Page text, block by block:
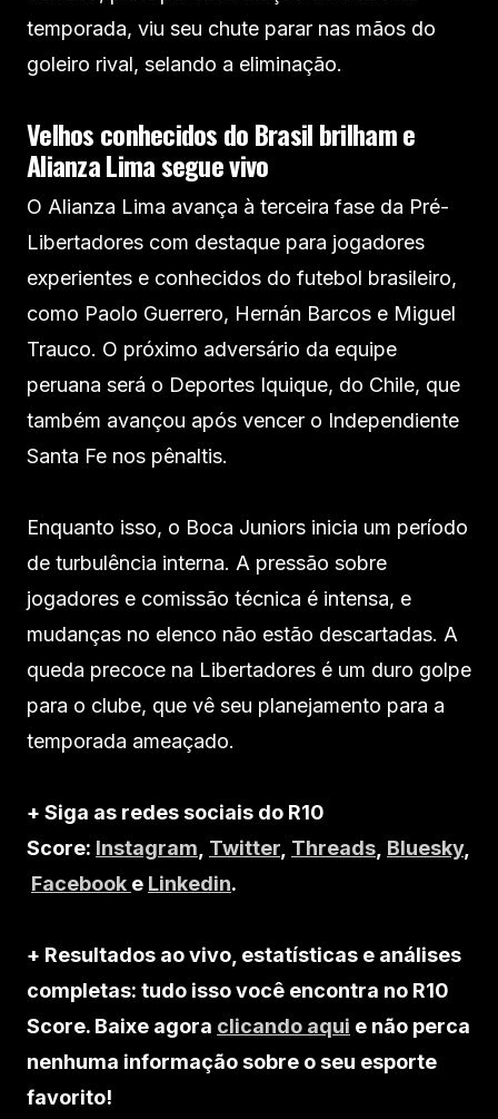
temporada, viu seu chute parar nas mãos do
goleiro rival, selando a eliminação.
Velhos conhecidos do Brasil brilham e
Alianza Lima segue vivo
O Alianza Lima avança à terceira fase da Pré-
Libertadores com destaque para jogadores
experientes e conhecidos do futebol brasileiro,
como Paolo Guerrero, Hernán Barcos e Miguel
Trauco. O próximo adversário da equipe
peruana será o Deportes Iquique, do Chile, que
também avançou após vencer o Independiente
Santa Fe nos pênaltis.
Enquanto isso, o Boca Juniors inicia um período
de turbulência interna. A pressão sobre
jogadores e comissão técnica é intensa, e
mudanças no elenco não estão descartadas. A
queda precoce na Libertadores é um duro golpe
para o clube, que vê seu planejamento para a
temporada ameaçado.
+ Siga as redes sociais do R10
Score: Instagram Twitter Threads Bluesky,
Facebook e Linkedin.
+ Resultados ao vivo, estatísticas e análises
completas: tudo isso você encontra no R10
Score. Baixe agora clicando aqui e não perca
nenhuma informação sobre o seu esporte
favorito!